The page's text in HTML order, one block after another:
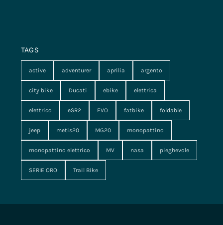
TAGS
active adventurer aprilia argento
city bike Ducati ebike elettrica
elettrico eSR2 EVO fatbike foldable
jeep metis20 MG20 monopattino
monopattino elettrico MV nasa pieghevole
SERIE ORO Trail Bike